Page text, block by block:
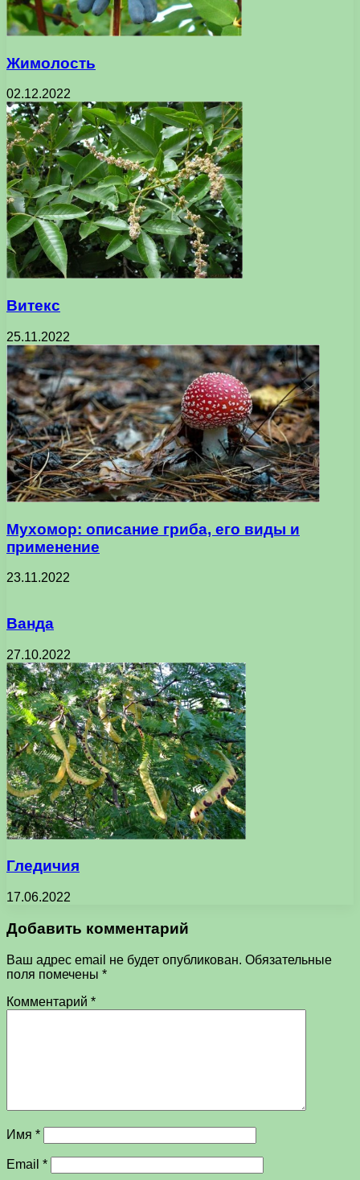
Жимолость
02.12.2022
Витекс
25.11.2022
Мухомор: описание гриба, его виды и
применение
23.11.2022
Ванда
27.10.2022
Гледичия
17.06.2022
Добавить комментарий
Ваш адрес email не будет опубликован. Обязательные
поля помечены *
Комментарий *
Имя *
Email *